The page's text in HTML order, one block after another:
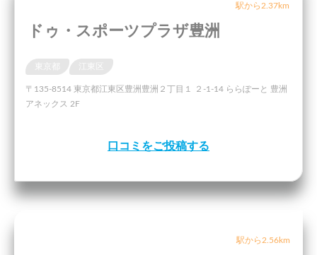
駅から2.37km
ドゥ・スポーツプラザ豊洲
東京都 江東区
〒135-8514 東京都江東区豊洲豊洲２丁目１ ２-1-14 ららぽーと 豊洲
アネックス 2F
口コミをご投稿する
駅から2.56km